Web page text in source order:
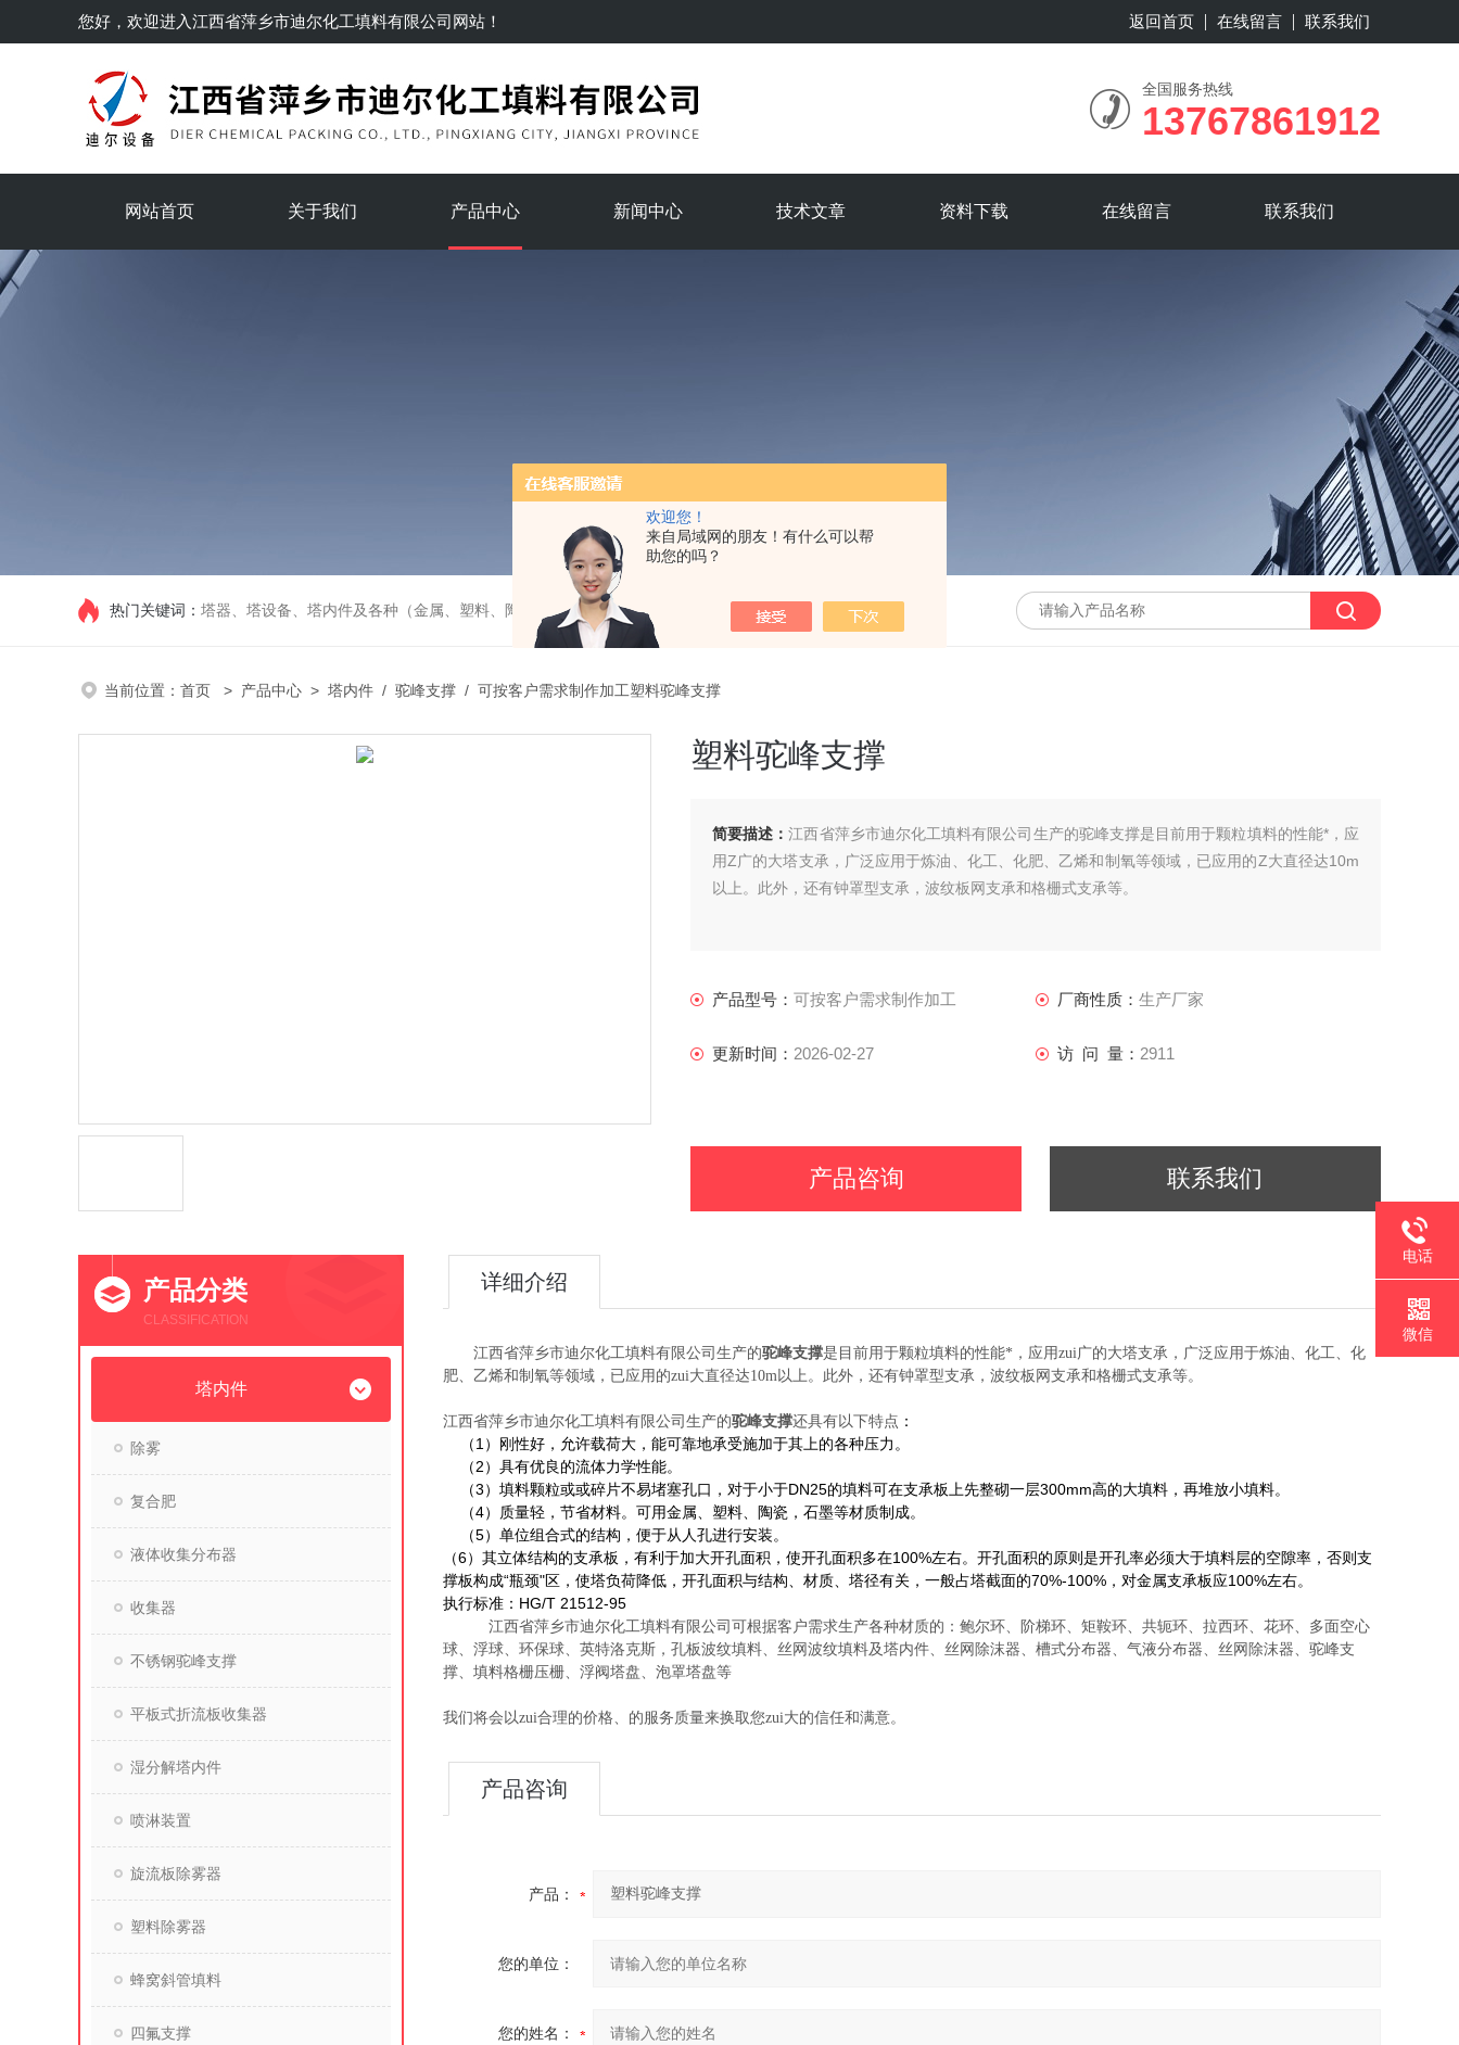
欢迎您！
来自局域网的朋友！有什么可以帮
助您的吗？
您好，欢迎进入江西省萍乡市迪尔化工填料有限公司网站！ 返回首页 在线留言 联系我们
全国服务热线
13767861912
网站首页 关于我们 产品中心 新闻中心 技术文章 资料下载 在线留言 联系我们
热门关键词： 塔器、塔设备、塔内件及各种（金属、塑料、陶瓷）填料的成套装置项目
当前位置： 首页 > 产品中心 > 塔内件 / 驼峰支撑 / 可按客户需求制作加工塑料驼峰支撑
塑料驼峰支撑
简要描述：江西省萍乡市迪尔化工填料有限公司生产的驼峰支撑是目前用于颗粒填料的性能*，应
用Z广的大塔支承，广泛应用于炼油、化工、化肥、乙烯和制氧等领域，已应用的Z大直径达10m
以上。此外，还有钟罩型支承，波纹板网支承和格栅式支承等。
产品型号： 可按客户需求制作加工 厂商性质： 生产厂家
更新时间： 2026-02-27 访 问 量： 2911
产品咨询 联系我们
产品分类
CLASSIFICATION
塔内件
除雾
复合肥
液体收集分布器
收集器
不锈钢驼峰支撑
平板式折流板收集器
湿分解塔内件
喷淋装置
旋流板除雾器
塑料除雾器
蜂窝斜管填料
四氟支撑
详细介绍
江西省萍乡市迪尔化工填料有限公司生产的驼峰支撑是目前用于颗粒填料的性能*，应用zui广的大塔支承，广泛应用于炼油、化工、化
肥、乙烯和制氧等领域，已应用的zui大直径达10m以上。此外，还有钟罩型支承，波纹板网支承和格栅式支承等。
江西省萍乡市迪尔化工填料有限公司生产的驼峰支撑还具有以下特点 ：
（1）刚性好，允许载荷大，能可靠地承受施加于其上的各种压力。
（2）具有优良的流体力学性能。
（3）填料颗粒或或碎片不易堵塞孔口，对于小于DN25的填料可在支承板上先整砌一层300mm高的大填料，再堆放小填料。
（4）质量轻，节省材料。可用金属、塑料、陶瓷，石墨等材质制成。
（5）单位组合式的结构，便于从人孔进行安装。
（6）其立体结构的支承板，有利于加大开孔面积，使开孔面积多在100%左右。开孔面积的原则是开孔率必须大于填料层的空隙率，否则支
撑板构成“瓶颈"区，使塔负荷降低，开孔面积与结构、材质、塔径有关，一般占塔截面的70%-100%，对金属支承板应100%左右。
执行标准：HG/T 21512-95
江西省萍乡市迪尔化工填料有限公司可根据客户需求生产各种材质的：鲍尔环、阶梯环、矩鞍环、共轭环、拉西环、花环、多面空心
球、浮球、环保球、英特洛克斯，孔板波纹填料、丝网波纹填料及塔内件、丝网除沫器、槽式分布器、气液分布器、丝网除沫器、驼峰支
撑、填料格栅压栅、浮阀塔盘、泡罩塔盘等
我们将会以zui合理的价格、的服务质量来换取您zui大的信任和满意。
产品咨询
产品：
您的单位：
您的姓名：
电话
微信